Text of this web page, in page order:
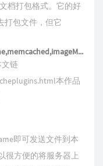
档打包格式。它的好
打包文件，但它
LNMP缓存加速类扩展eAccelerator,xcache,memcached,imageMagick,ionCube,redis,opcache相关
链
本作品
即可发送文件到本
很方便的将服务器上